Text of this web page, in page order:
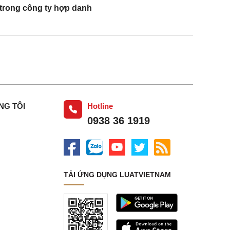
những nội dung kê khai là
nội dung đã kê khai
……. tháng …… năm ……….
công ty hợp danh
TÔI Hotline
0938 36 1919
TẢI ỨNG DỤNG LUATVIETNAM